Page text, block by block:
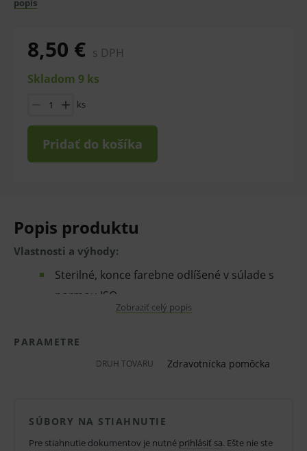
popis
8,50 € s DPH
Skladom 9 ks
ks
Pridať do košíka
Popis produktu
Vlastnosti a výhody:
Sterilné, konce farebne odlíšené v súlade s
normou ISO.
pevný aj úplne nasiaknutý.
Čapy sú silné, pevné a ohybné s rozmerovou
Zobraziť celý popis
PARAMETRE
DRUH TOVARU Zdravotnícka pomôcka
SÚBORY NA STIAHNUTIE
Pre stiahnutie dokumentov je nutné prihlásiť sa. Ešte nie ste